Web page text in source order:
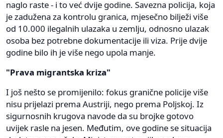
naglo raste - i to već dvije godine. Savezna policija, koja
je zadužena za kontrolu granica, mjesečno bilježi više
od 10.000 ilegalnih ulazaka u zemlju, odnosno ulazak
osoba bez potrebne dokumentacije ili viza. Prije dvije
godine bilo ih je više nego upola manje.
"Prava migrantska kriza"
I još nešto se promijenilo: fokus granične policije više
nisu prijelazi prema Austriji, nego prema Poljskoj. Iz
sigurnosnih krugova navode da su brojke gotovo
uvijek rasle na jesen. Međutim, ove godine se situacija